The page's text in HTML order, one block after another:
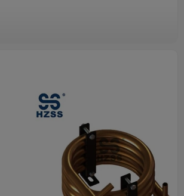
e ad alta efficienza.
e il coefficiente di trasferimento del